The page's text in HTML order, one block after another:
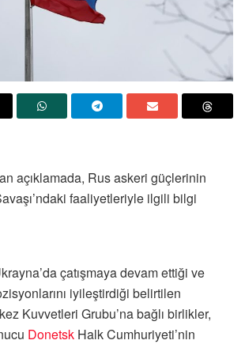
açıklamada, Rus askeri güçlerinin
faaliyetleriyle ilgili bilgi
çatışmaya devam ettiği ve
iyileştirdiği belirtilen
Kuvvetleri Grubu’na bağlı birlikler,
Donetsk Halk Cumhuriyeti’nin